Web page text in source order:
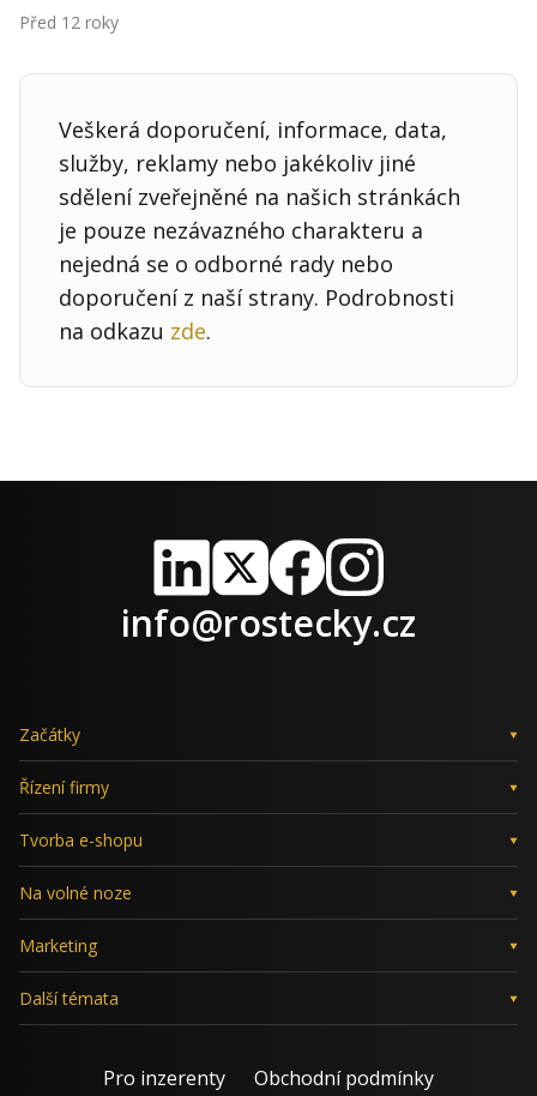
Kontakt
Obchodní podmínky
Hledaná fráze Hledat
Před 12 roky
Veškerá doporučení, informace, data,
služby, reklamy nebo jakékoliv jiné
sdělení zveřejněné na našich stránkách
je pouze nezávazného charakteru a
nejedná se o odborné rady nebo
doporučení z naší strany. Podrobnosti
na odkazu zde.
LinkedIn
X FacebookInstagram
info@rostecky.cz
Začátky
Řízení firmy
Tvorba e-shopu
Na volné noze
Marketing
Další témata
Pro inzerenty Obchodní podmínky